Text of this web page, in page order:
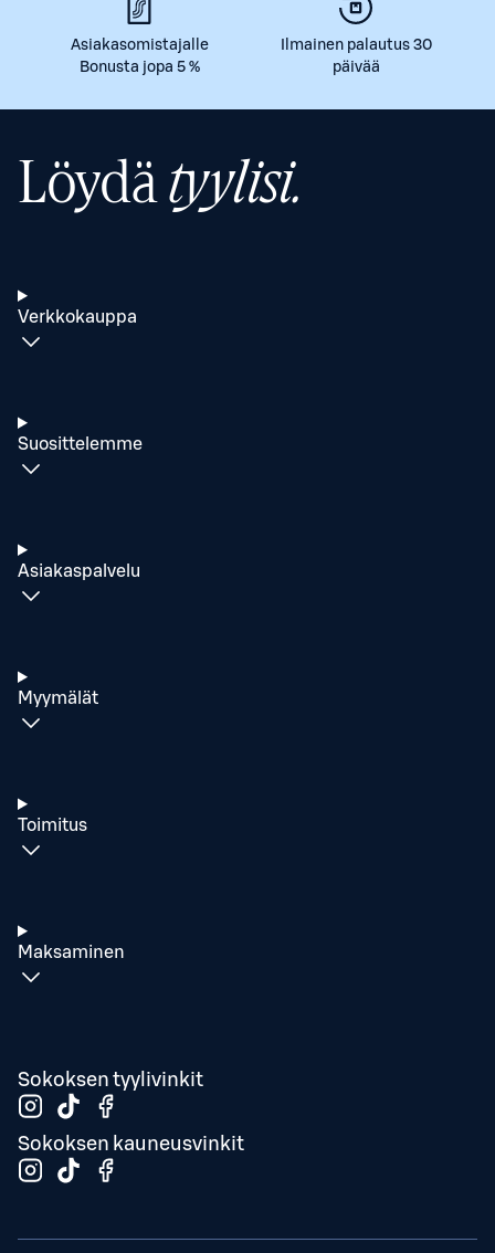
Asiakasomistajalle
Bonusta jopa 5 %
Ilmainen palautus 30
päivää
Löydätyylisi.
Verkkokauppa
Suosittelemme
Asiakaspalvelu
Myymälät
Toimitus
Maksaminen
Sokoksen tyylivinkit
Sokoksen kauneusvinkit